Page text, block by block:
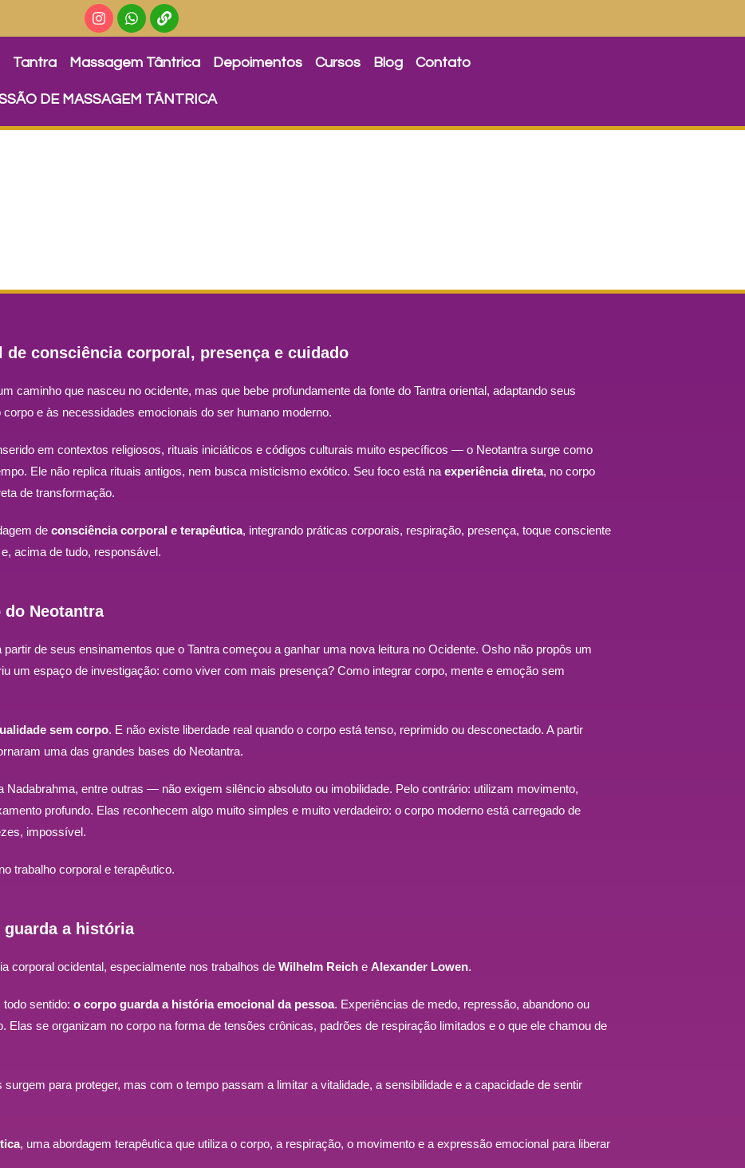
Tantra Massagem Tântrica Depoimentos Cursos Blog Contato
DE MASSAGEM TÂNTRICA
consciência corporal, presença e cuidado
caminho que nasceu no ocidente, mas que bebe profundamente da fonte do Tantra oriental, adaptando seus
e às necessidades emocionais do ser humano moderno.
em contextos religiosos, rituais iniciáticos e códigos culturais muito específicos — o Neotantra surge como
Ele não replica rituais antigos, nem busca misticismo exótico. Seu foco está na experiência direta, no corpo
de transformação.
de consciência corporal e terapêutica, integrando práticas corporais, respiração, presença, toque consciente
acima de tudo, responsável.
Neotantra
partir de seus ensinamentos que o Tantra começou a ganhar uma nova leitura no Ocidente. Osho não propôs um
um espaço de investigação: como viver com mais presença? Como integrar corpo, mente e emoção sem
sem corpo. E não existe liberdade real quando o corpo está tenso, reprimido ou desconectado. A partir
uma das grandes bases do Neotantra.
entre outras — não exigem silêncio absoluto ou imobilidade. Pelo contrário: utilizam movimento,
profundo. Elas reconhecem algo muito simples e muito verdadeiro: o corpo moderno está carregado de
impossível.
trabalho corporal e terapêutico.
a história
corporal ocidental, especialmente nos trabalhos de Wilhelm Reich e Alexander Lowen.
sentido: o corpo guarda a história emocional da pessoa. Experiências de medo, repressão, abandono ou
se organizam no corpo na forma de tensões crônicas, padrões de respiração limitados e o que ele chamou de
para proteger, mas com o tempo passam a limitar a vitalidade, a sensibilidade e a capacidade de sentir
, uma abordagem terapêutica que utiliza o corpo, a respiração, o movimento e a expressão emocional para liberar